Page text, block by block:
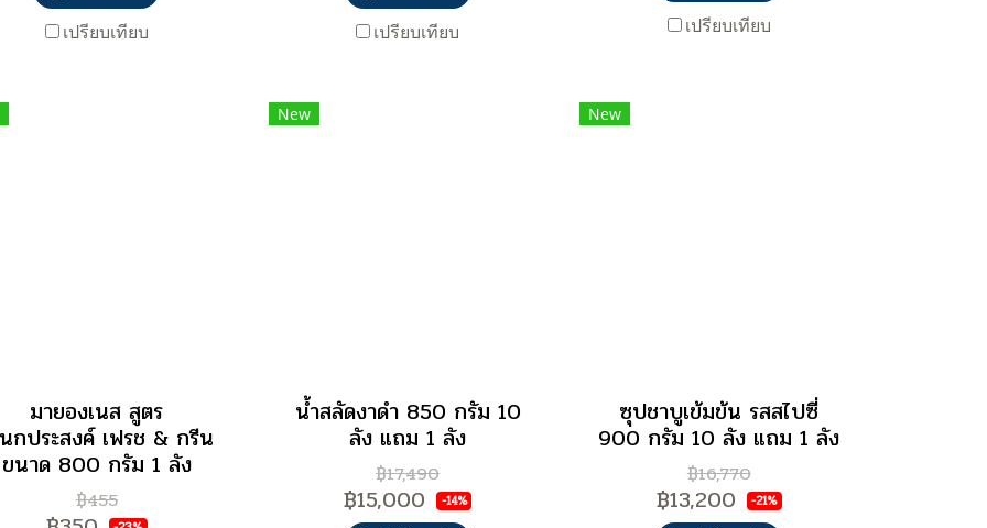
เปรียบเทียบ เปรียบเทียบ เปรียบเทียบ
มายองเนส สูตร
กประสงค์ เฟรช & กรีน
ขนาด 800 กรัม 1 ลัง
฿455
New
น้ำสลัดงาดำ 850 กรัม 10
ลัง แถม 1 ลัง
฿17,490
฿15,000 -14%
New
ซุปชาบูเข้มข้น รสสไปซี่
900 กรัม 10 ลัง แถม 1 ลัง
฿16,770
฿13,200 -21%